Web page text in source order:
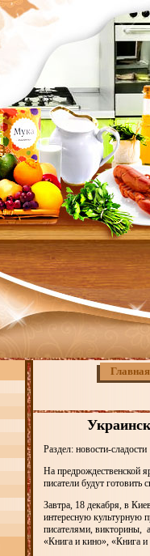
Главная
Раздел: новости-сладости
На предрождественской
писатели будут
Завтра, 18 декабря, в
интересную культурную
писателями, викторины,
«Книга и кино», «Книга и